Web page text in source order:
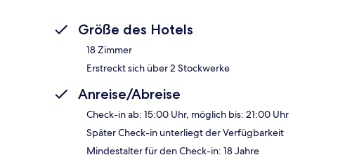
Größe des Hotels
18 Zimmer
Erstreckt sich über 2 Stockwerke
Anreise/Abreise
Check-in ab: 15:00 Uhr, möglich bis: 21:00 Uhr
Später Check-in unterliegt der Verfügbarkeit
Mindestalter für den Check-in: 18 Jahre